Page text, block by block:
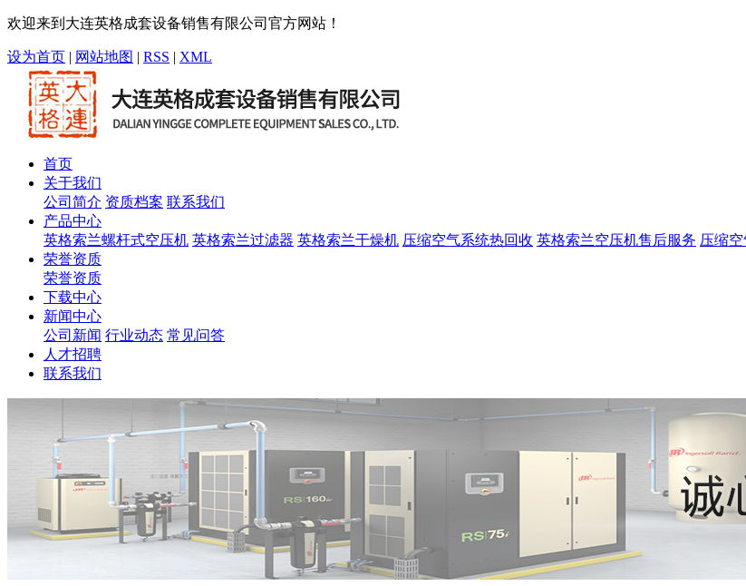
欢迎来到大连英格成套设备销售有限公司官方网站！
设为首页 | 网站地图 | RSS | XML
首页
关于我们
公司简介 资质档案 联系我们
产品中心
英格索兰螺杆式空压机 英格索兰过滤器 英格索兰干燥机 压缩空气系统热回收 英格索兰空压机售后服务 压缩
荣誉资质
荣誉资质
下载中心
新闻中心
公司新闻 行业动态 常见问答
人才招聘
联系我们